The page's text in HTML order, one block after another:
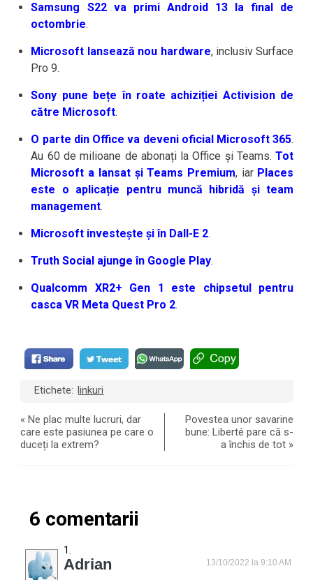
Samsung S22 va primi Android 13 la final de
octombrie.
Microsoft lansează nou hardware, inclusiv Surface
Pro 9.
Sony pune bețe în roate achiziției Activision de
către Microsoft.
O parte din Office va deveni oficial Microsoft 365.
Au 60 de milioane de abonați la Office și Teams.Tot
Microsoft a lansat și Teams Premium, iar Places
este o aplicație pentru muncă hibridă și team
management.
Microsoft investește și în Dall-E 2.
Truth Social ajunge în Google Play.
Qualcomm XR2+ Gen 1 este chipsetul pentru
casca VR Meta Quest Pro 2.
Etichete: linkuri
«Ne plac multe lucruri, dar
care este pasiunea pe care o
duceți la extrem?
Povestea unor savarine
bune: Liberté pare că s-
a închis de tot »
6 comentarii
Adrian 13/10/2022 la 9:10 AM